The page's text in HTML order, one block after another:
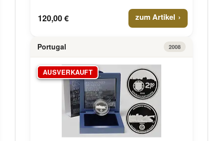
120,00 € zum Artikel
Portugal 2008
AUSVERKAUFT